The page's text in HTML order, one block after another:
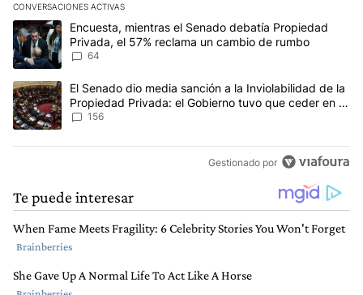
CONVERSACIONES ACTIVAS
Este listado muestra los artículos con más comentarios en los
Un artículo de tendencia con el título "Encuesta, mientras el
Encuesta, mientras el Senado debatía Propiedad
Privada, el 57% reclama un cambio de rumbo
64
Un artículo de tendencia con el título "El Senado dio media
El Senado dio media sanción a la Inviolabilidad de la
Propiedad Privada: el Gobierno tuvo que ceder en la
Ley del Manejo del Fuego
156
Gestionado por